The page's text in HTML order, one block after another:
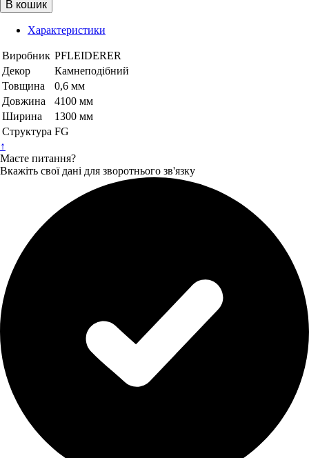
В кошик
Характеристики
Виробник PFLEIDERER
Декор
Камнеподібний
Товщина
0,6 мм
Довжина
4100 мм
Ширина
1300 мм
Структура FG
↑
Маєте питання?
Вкажіть свої дані для зворотнього зв'язку